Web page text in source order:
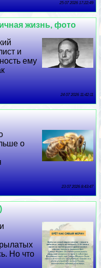
25 07 2026 17:22:49
жизнь, фото
и
ему
24 07 2026 11:42:11
о
23 07 2026 8:43:47
Но что